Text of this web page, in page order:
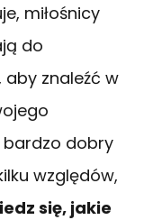
miłośnicy
do
aby znaleźć w
dobry
względów,
się, jakie